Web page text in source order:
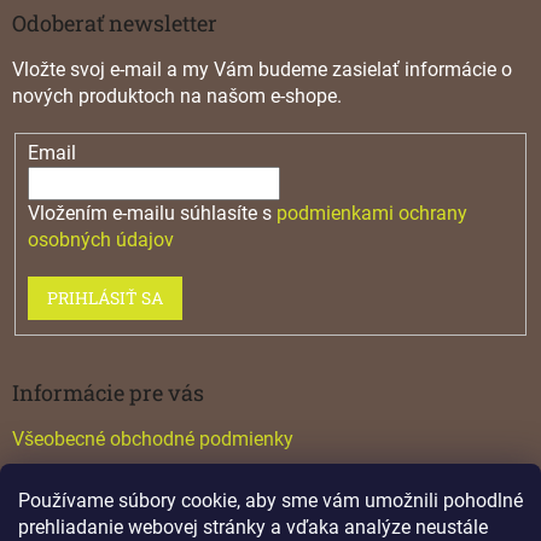
Používame súbory cookie, aby sme vám umožnili pohodlné
prehliadanie webovej stránky a vďaka analýze neustále
Odoberať newsletter
Vložte svoj e-mail a my Vám budeme zasielať informácie o
nových produktoch na našom e-shope.
Email
Vložením e-mailu súhlasíte s podmienkami ochrany
osobných údajov
PRIHLÁSIŤ SA
Informácie pre vás
Všeobecné obchodné podmienky
Katalógy